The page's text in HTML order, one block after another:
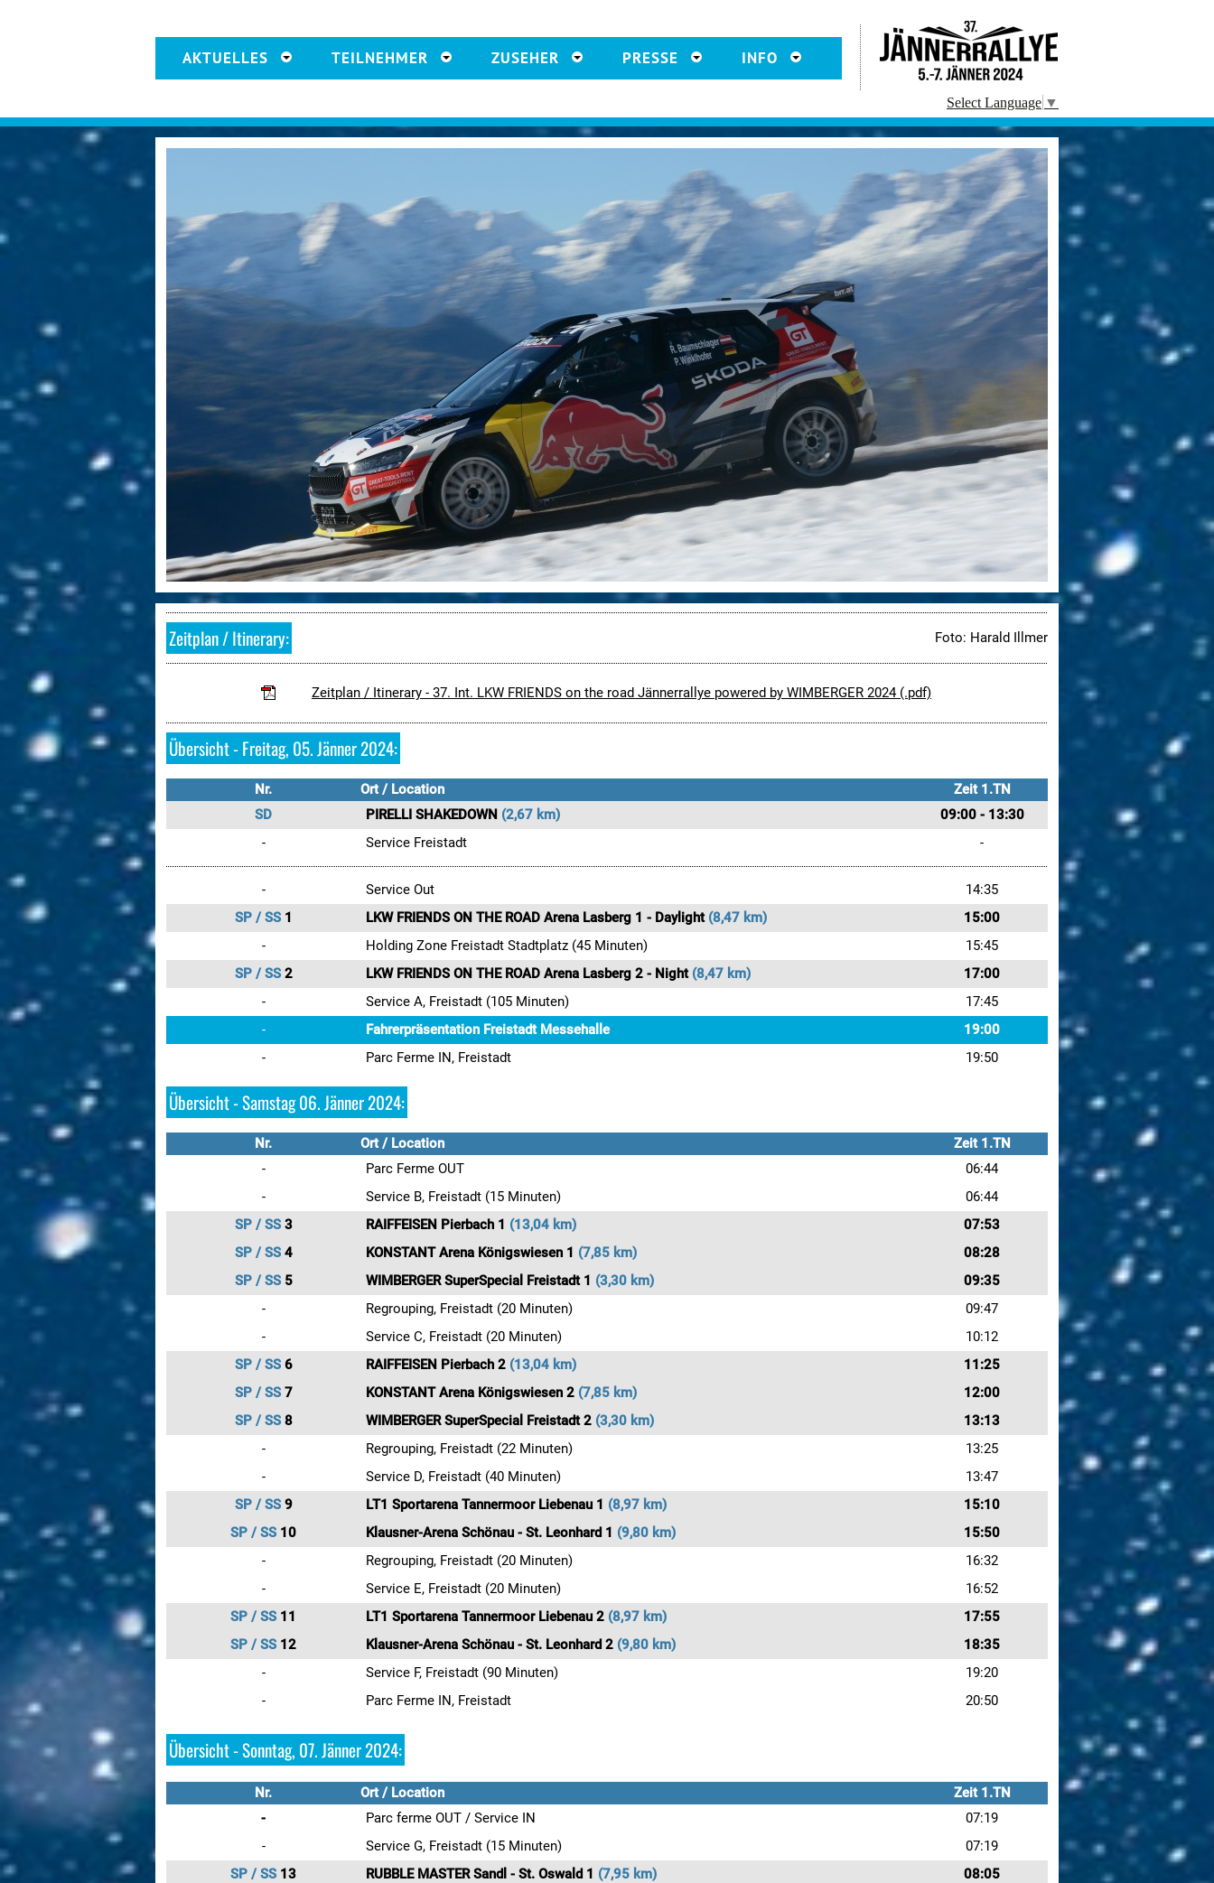
AKTUELLES TEILNEHMER ZUSEHER PRESSE INFO
Select Language ▼
Zeitplan / Itinerary: Foto: Harald Illmer
Zeitplan / Itinerary - 37. Int. LKW FRIENDS on the road Jännerrallye powered by WIMBERGER 2024 (.pdf)
Übersicht - Freitag, 05. Jänner 2024:
Nr. Ort / Location
Zeit 1.TN
SD
PIRELLI SHAKEDOWN (2,67 km)
09:00 - 13:30
-
Service Freistadt -
- Service Out
14:35
SP / SS 1 LKW FRIENDS ON THE ROAD Arena Lasberg 1 - Daylight (8,47 km)
15:00
-
Holding Zone Freistadt Stadtplatz (45 Minuten)
15:45
SP / SS 2 LKW FRIENDS ON THE ROAD Arena Lasberg 2 - Night (8,47 km)
17:00
-
Service A, Freistadt (105 Minuten)
17:45
-
Fahrerpräsentation Freistadt Messehalle
19:00
-
Parc Ferme IN, Freistadt 19:50
Übersicht - Samstag 06. Jänner 2024:
Nr. Ort / Location
Zeit 1.TN
-
Parc Ferme OUT
06:44
-
Service B, Freistadt (15 Minuten)
06:44
SP / SS 3 RAIFFEISEN Pierbach 1 (13,04 km)
07:53
SP / SS 4 KONSTANT Arena Königswiesen 1 (7,85 km)
08:28
SP / SS 5 WIMBERGER SuperSpecial Freistadt 1 (3,30 km)
09:35
-
Regrouping, Freistadt (20 Minuten)
09:47
-
Service C, Freistadt (20 Minuten)
10:12
SP / SS 6 RAIFFEISEN Pierbach 2 (13,04 km)
11:25
SP / SS 7 KONSTANT Arena Königswiesen 2 (7,85 km)
12:00
SP / SS 8 WIMBERGER SuperSpecial Freistadt 2 (3,30 km)
13:13
-
Regrouping, Freistadt (22 Minuten)
13:25
-
Service D, Freistadt (40 Minuten)
13:47
SP / SS 9 LT1 Sportarena Tannermoor Liebenau 1 (8,97 km)
15:10
SP / SS 10 Klausner-Arena Schönau - St. Leonhard 1 (9,80 km)
15:50
-
Regrouping, Freistadt (20 Minuten)
16:32
-
Service E, Freistadt (20 Minuten)
16:52
SP / SS 11 LT1 Sportarena Tannermoor Liebenau 2 (8,97 km)
17:55
SP / SS 12 Klausner-Arena Schönau - St. Leonhard 2 (9,80 km)
18:35
-
Service F, Freistadt (90 Minuten)
19:20
-
Parc Ferme IN, Freistadt 20:50
Übersicht - Sonntag, 07. Jänner 2024:
Nr. Ort / Location
Zeit 1.TN
-
Parc ferme OUT / Service IN
07:19
-
Service G, Freistadt (15 Minuten)
07:19
SP / SS 13 RUBBLE MASTER Sandl - St. Oswald 1 (7,95 km)
08:05